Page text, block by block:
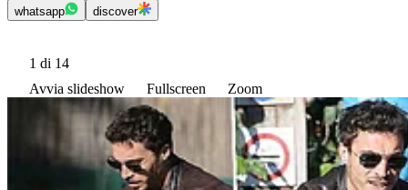
whatsapp discover
1 di 14
Avvia slideshow
Fullscreen Zoom